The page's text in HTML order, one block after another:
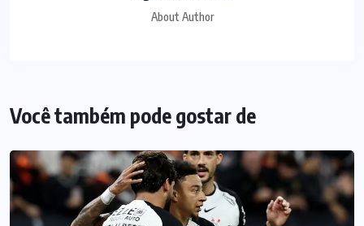
About Author
Você também pode gostar de